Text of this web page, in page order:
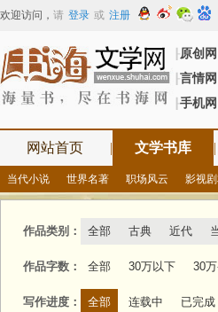
欢迎访问 ， 请 登录 或 注册
┠原创网
┠言情网
┠手机网
网站首页 | 文学书库 |
当代小说 世界名著 职场风云 影视
作品类别： 全部 古典 近代
作品字数： 全部 30万以下 30
写作进度： 全部 连载中 已完成